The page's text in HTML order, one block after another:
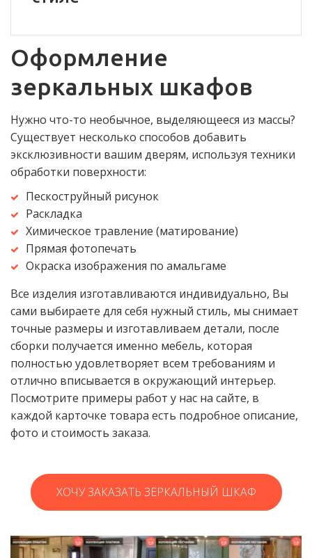
Оформление
зеркальных шкафов
Нужно что-то необычное, выделяющееся из массы?
Существует несколько способов добавить
эксклюзивности вашим дверям, используя техники
обработки поверхности:
Пескоструйный рисунок
Раскладка
Химическое травление (матирование)
Прямая фотопечать
Окраска изображения по амальгаме
Все изделия изготавливаются индивидуально, Вы
сами выбираете для себя нужный стиль, мы снимает
точные размеры и изготавливаем детали, после
сборки получается именно мебель, которая
полностью удовлетворяет всем требованиям и
отлично вписывается в окружающий интерьер.
Посмотрите примеры работ у нас на сайте, в
каждой карточке товара есть подробное описание,
фото и стоимость заказа.
ХОЧУ ЗАКАЗАТЬ ЗЕРКАЛЬНЫЙ ШКАФ